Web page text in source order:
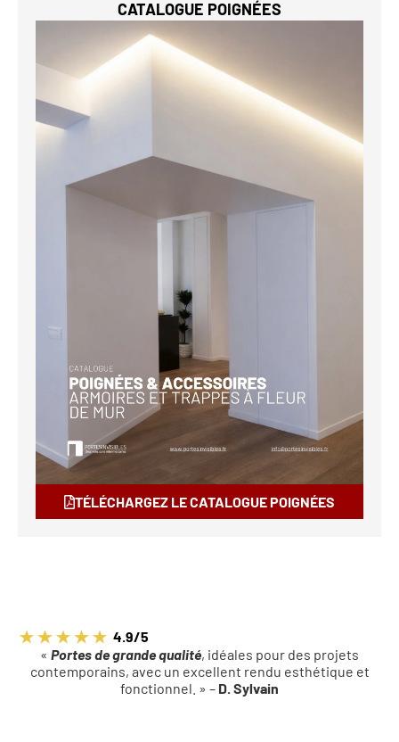
CATALOGUE POIGNÉES
TÉLÉCHARGEZ LE CATALOGUE POIGNÉES
4.9/5
« Portes de grande qualité, idéales pour des projets
contemporains, avec un excellent rendu esthétique et
fonctionnel. » – D. Sylvain